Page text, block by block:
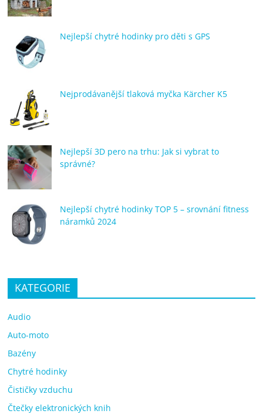
Nejlepší chytré hodinky pro děti s GPS
Nejprodávanější tlaková myčka Kärcher K5
Nejlepší 3D pero na trhu: Jak si vybrat to
správné?
Nejlepší chytré hodinky TOP 5 – srovnání fitness
náramků 2024
KATEGORIE
Audio
Auto-moto
Bazény
Chytré hodinky
Čističky vzduchu
Čtečky elektronických knih